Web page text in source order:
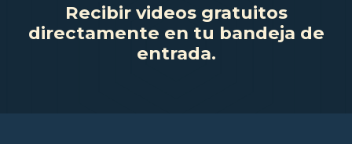
Recibir videos gratuitos
directamente en tu bandeja de
entrada.